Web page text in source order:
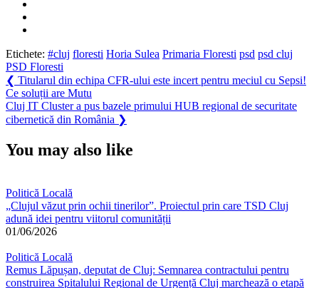
Etichete: #cluj floresti Horia Sulea Primaria Floresti psd psd cluj
PSD Floresti
Navigare
în
articole
❮ Previous
Post:
Titularul din echipa CFR-ului este incert pentru meciul cu Sepsi!
Ce soluții are Mutu
Next
Post:
Cluj IT Cluster a pus bazele primului HUB regional de securitate
cibernetică din România ❯
You may also like
Politică Locală
„Clujul văzut prin ochii tinerilor”. Proiectul prin care TSD Cluj
adună idei pentru viitorul comunității
01/06/2026
Politică Locală
Remus Lăpușan, deputat de Cluj: Semnarea contractului pentru
construirea Spitalului Regional de Urgență Cluj marchează o etapă